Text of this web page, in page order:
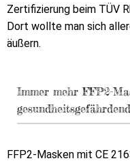
Zertifizierung beim TÜV
Dort wollte man sich
äußern.
Immer mehr FFP2-
FFP2-Masken mit CE